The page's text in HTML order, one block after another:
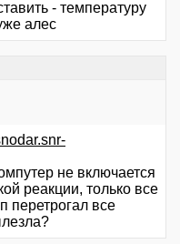
- температуру
алес
не включается
реакции, только все
перетрогал все